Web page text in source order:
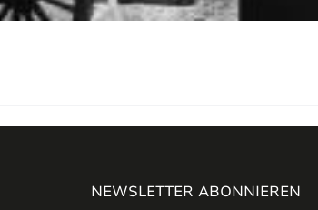
NEWSLETTER ABONNIEREN